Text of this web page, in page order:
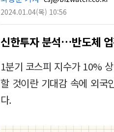
2024.01.04(목) 10:56
신한투자 분석…반도체
1분기 코스피 지수가 10%
할 것이란 기대감 속에 외국
다.